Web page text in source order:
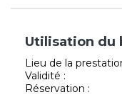
Utilisation du
Lieu de la
Validité :
Réservation :